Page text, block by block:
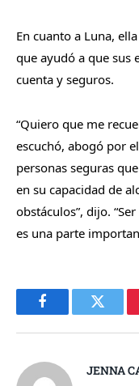
En cuanto a Luna,
que ayudó a que sus
cuenta y seguros.
“Quiero que me
escuchó, abogó por
personas seguras
en su capacidad de
obstáculos”, dijo.
es una parte
FacebookTwitter
JENNA